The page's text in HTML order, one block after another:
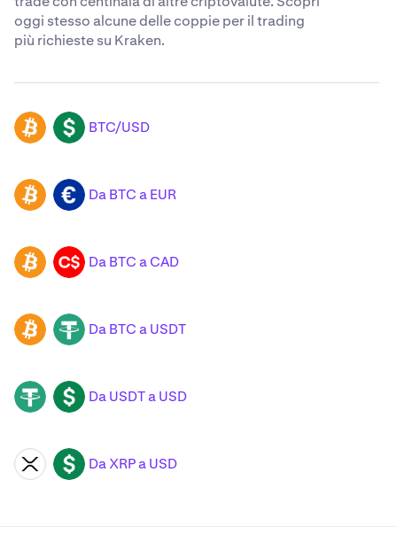
oggi stesso alcune delle coppie per il trading
più richieste su Kraken.
BTC USD BTC/USD
BTC EUR Da BTC a EUR
BTC CAD Da BTC a CAD
BTC USDT Da BTC a USDT
USDT USD Da USDT a USD
XRP USD Da XRP a USD